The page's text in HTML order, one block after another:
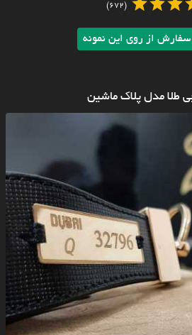
(672)
از روی این نمونه
طلا مدل پلاک ماشین